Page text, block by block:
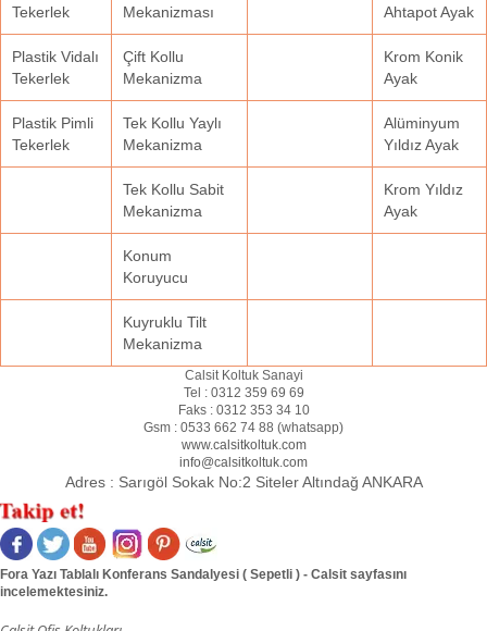
Tekerlek
Mekanizması
Ahtapot Ayak
Plastik Vidalı
Tekerlek
Çift Kollu
Mekanizma
Krom Konik
Ayak
Plastik Pimli
Tekerlek
Tek Kollu Yaylı
Mekanizma
Alüminyum
Yıldız Ayak
Tek Kollu Sabit
Mekanizma
Krom Yıldız
Ayak
Konum
Koruyucu
Kuyruklu Tilt
Mekanizma
Calsit Koltuk Sanayi
Tel : 0312 359 69 69
Faks : 0312 353 34 10
Gsm : 0533 662 74 88 (whatsapp)
www.calsitkoltuk.com
info@calsitkoltuk.com
Adres : Sarıgöl Sokak No:2 Siteler Altındağ ANKARA
Fora Yazı Tablalı Konferans Sandalyesi ( Sepetli ) - Calsit sayfasını
incelemektesiniz.